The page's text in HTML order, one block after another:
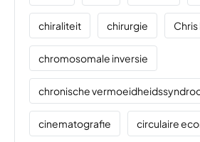
chiraliteit chirurgie
chromosomale inversie
chronische
cinematografie circulaire